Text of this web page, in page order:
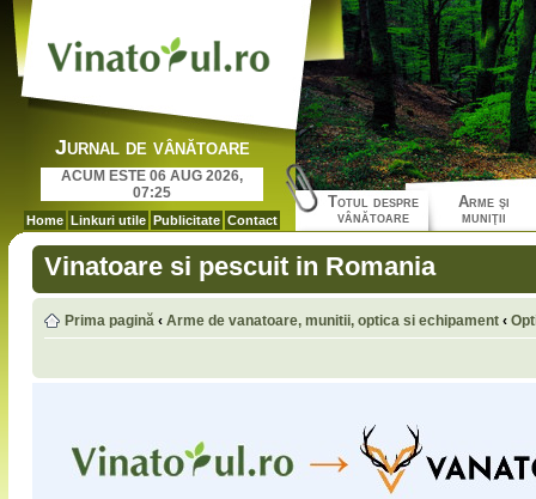
Jurnal de vânătoare
ACUM ESTE 06 AUG 2026,
07:25
Home Linkuri utile Publicitate Contact
Totul despre
vânătoare
Arme şi
muniţii
Vinatoare si pescuit in Romania
Prima pagină ‹ Arme de vanatoare, munitii, optica si echipament ‹